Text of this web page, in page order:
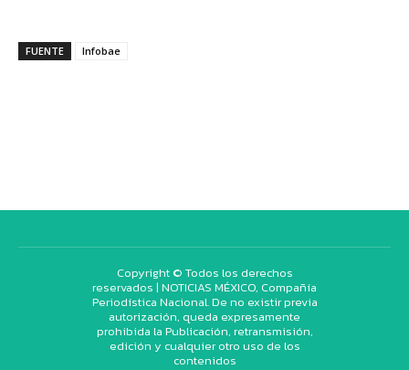
FUENTE Infobae
Copyright © Todos los derechos
reservados | NOTICIAS MÉXICO, Compañía
Periodística Nacional. De no existir previa
autorización, queda expresamente
prohibida la Publicación, retransmisión,
edición y cualquier otro uso de los
contenidos